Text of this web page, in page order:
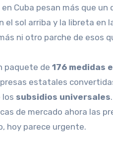
el sol arriba y la libreta en
ni otro parche de esos
paquete de 176 medidas
estatales
los subsidios universales
de mercado ahora las
hoy parece urgente.